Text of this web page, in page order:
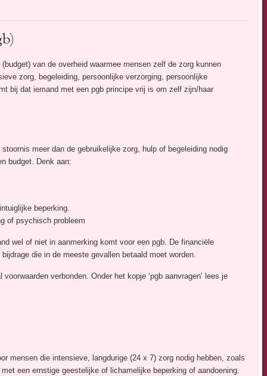
van de overheid waarmee mensen zelf de zorg kunnen
zorg, begeleiding, persoonlijke verzorging, persoonlijke
bij dat iemand met een pgb principe vrij is om zelf zijn/haar
meer dan de gebruikelijke zorg, hulp of begeleiding nodig
budget. Denk aan:
beperking.
of psychisch probleem
wel of niet in aanmerking komt voor een pgb. De financiële
die in de meeste gevallen betaald moet worden.
verbonden. Onder het kopje ‘pgb aanvragen’ lees je
mensen die intensieve, langdurige (24 x 7) zorg nodig hebben, zoals
een ernstige geestelijke of lichamelijke beperking of aandoening.